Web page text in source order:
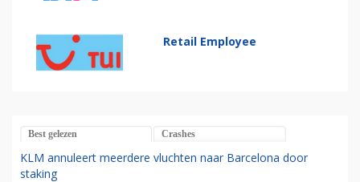
Retail Employee
Best gelezen Crashes
KLM annuleert meerdere vluchten naar Barcelona door
staking